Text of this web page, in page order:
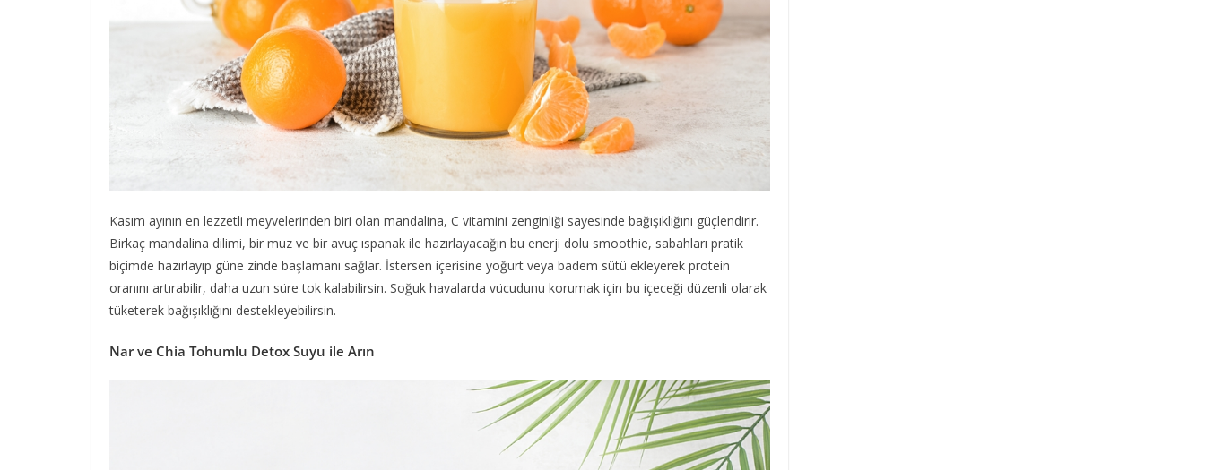
Kasım ayının en lezzetli meyvelerinden biri olan mandalina, C vitamini zenginliği sayesinde bağışıklığını güçlendirir.
Birkaç mandalina dilimi, bir muz ve bir avuç ıspanak ile hazırlayacağın bu enerji dolu smoothie, sabahları pratik
biçimde hazırlayıp güne zinde başlamanı sağlar. İstersen içerisine yoğurt veya badem sütü ekleyerek protein
oranını artırabilir, daha uzun süre tok kalabilirsin. Soğuk havalarda vücudunu korumak için bu içeceği düzenli olarak
tüketerek bağışıklığını destekleyebilirsin.
Nar ve Chia Tohumlu Detox Suyu ile Arın